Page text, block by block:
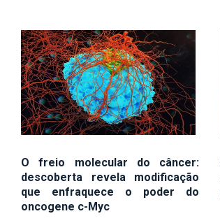
O freio molecular do câncer:
descoberta revela modificação
que enfraquece o poder do
oncogene c-Myc